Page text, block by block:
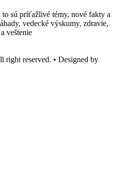
sú príťažlivé témy, nové fakty a
vedecké výskumy, zdravie,
veštenie
reserved. • Designed by